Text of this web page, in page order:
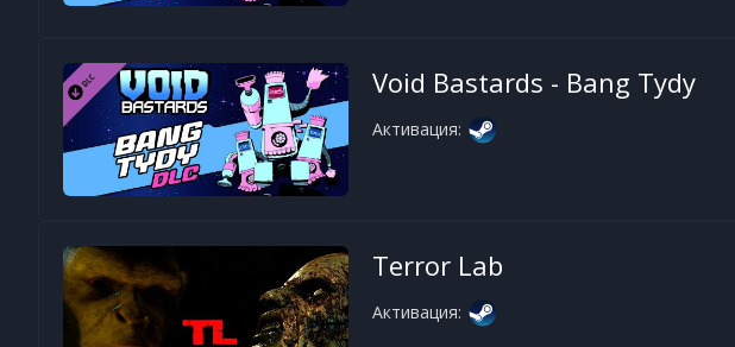
Void Bastards - Bang Tydy
Активация:
Terror Lab
Активация: